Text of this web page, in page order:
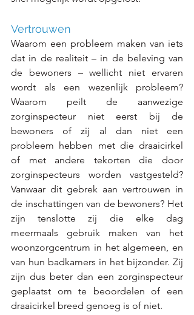
Vertrouwen
Waarom een probleem maken van iets
dat in de realiteit – in de beleving van
de bewoners – wellicht niet ervaren
wordt als een wezenlijk probleem?
Waarom peilt de aanwezige
zorginspecteur niet eerst bij de
bewoners of zij al dan niet een
probleem hebben met die draaicirkel
of met andere tekorten die door
zorginspecteurs worden vastgesteld?
Vanwaar dit gebrek aan vertrouwen in
de inschattingen van de bewoners? Het
zijn tenslotte zij die elke dag
meermaals gebruik maken van het
woonzorgcentrum in het algemeen, en
van hun badkamers in het bijzonder. Zij
zijn dus beter dan een zorginspecteur
geplaatst om te beoordelen of een
draaicirkel breed genoeg is of niet.